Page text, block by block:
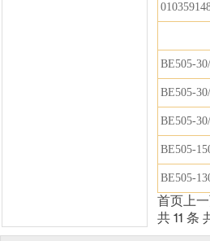
BE505-
BE505-
BE505-
BE505-
BE505-
首页 上
共 11 条